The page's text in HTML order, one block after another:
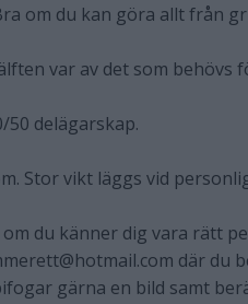
om du kan göra allt från
var av det som behövs
50 delägarskap.
Stor vikt läggs vid
om du känner dig vara rätt
där du
gärna en bild samt